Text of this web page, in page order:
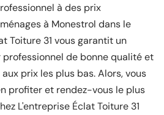
à des prix
à Monestrol dans le
Toiture 31 vous garantit un
de bonne qualité et
prix les plus bas. Alors, vous
profiter et rendez-vous le plus
L'entreprise Éclat Toiture 31